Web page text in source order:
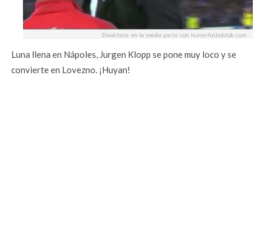
Luna llena en Nápoles, Jurgen Klopp se pone muy loco y se
convierte en Lovezno. ¡Huyan!